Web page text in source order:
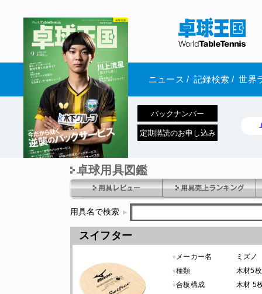
ニュース / 記録検索 / 世界
1970年1月01日 発売
バックナンバー
定期購読のお申し込み
卓球用具図鑑
用具名で検索
スイフター
● メーカー名
ミズノ
●種類
木材5枚
●合板構成
木材 5